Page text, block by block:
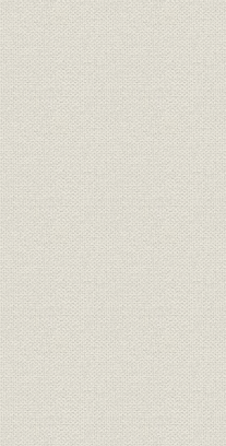
年)~平成15年
平成2年
(2003年)